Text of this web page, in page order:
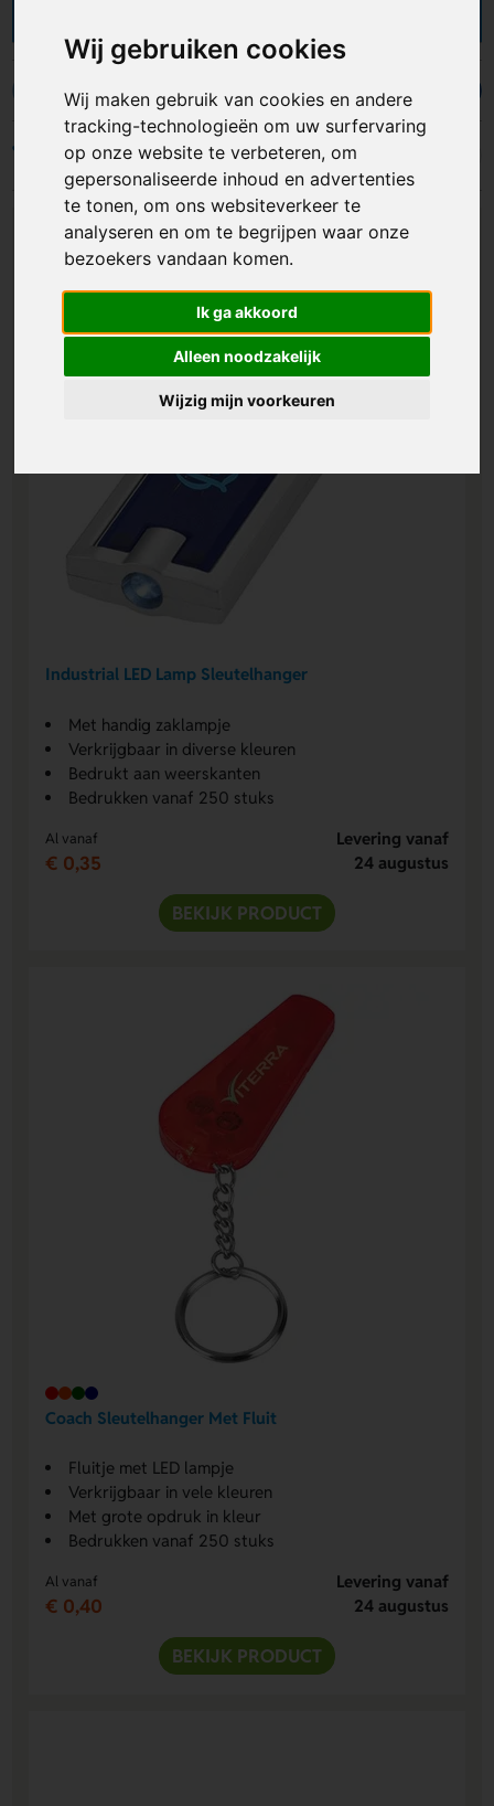
Wij gebruiken cookies
Wij maken gebruik van cookies en andere
tracking-technologieën om uw surfervaring
op onze website te verbeteren, om
gepersonaliseerde inhoud en advertenties
te tonen, om ons websiteverkeer te
analyseren en om te begrijpen waar onze
bezoekers vandaan komen.
Ik ga akkoord
Alleen noodzakelijk
Wijzig mijn voorkeuren
probleem verleden tijd. Je hebt de keuze uit
diverse soorten en modellen die verkrijgbaar zijn
in een groot aantal kleuren. Wij kunnen de
sleutelhangers met lampje voorzien van een
opdruk, zodat je functioneel promotiemateriaal
hebt om weg te geven waarvan de kans groot is
dat de ontvanger het ook gaat gebruiken!
Houten sleutelhangers Plexiglas sleutelhangers Drijvende
Filters
Industrial LED Lamp Sleutelhanger
Met handig zaklampje
Verkrijgbaar in diverse kleuren
Bedrukt aan weerskanten
Bedrukken vanaf 250 stuks
Al vanaf
€ 0,35
Levering vanaf
24 augustus
BEKIJK PRODUCT
Coach Sleutelhanger Met Fluit
Fluitje met LED lampje
Verkrijgbaar in vele kleuren
Met grote opdruk in kleur
Bedrukken vanaf 250 stuks
Al vanaf
€ 0,40
Levering vanaf
24 augustus
BEKIJK PRODUCT